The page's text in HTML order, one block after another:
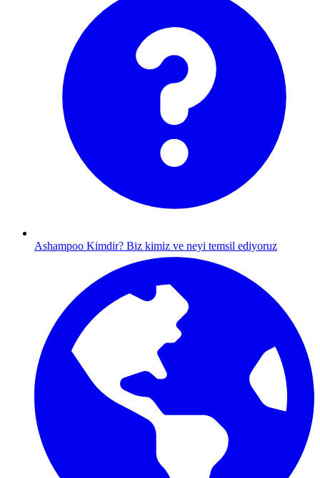
Ashampoo Kimdir? Biz kimiz ve neyi temsil ediyoruz